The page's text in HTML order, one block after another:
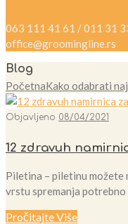
063 111 41 61 / 011 31
office@groomingline.rs
Blog
PočetnaKako odabrati
Objavljeno 08/04/2021
12 zdravuh
Piletina – piletinu možete
vrstu spremanja
Pročitajte Više